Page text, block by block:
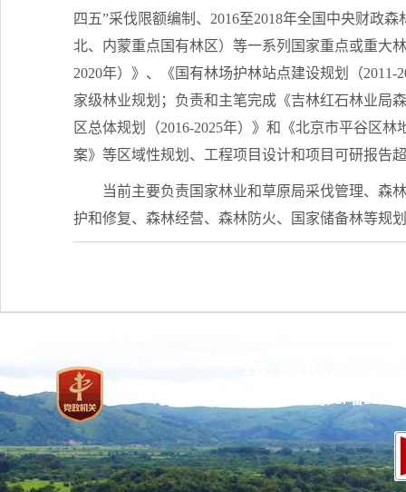
四五”采伐限额编制、2016至2018年全国中央财政
北、内蒙重点国有林区）等一系列国家重点或重大
2020年）》、《国有林场护林站点建设规划（
家级林业规划；负责和主笔完成《吉林红石林业局
区总体规划（2016-2025年）》和《北京市平谷区
案》等区域性规划、工程项目设计和项目可研报告
当前主要负责国家林业和草原局采伐管理、森
护和修复、森林经营、森林防火、国家储备林等规
京ICP备